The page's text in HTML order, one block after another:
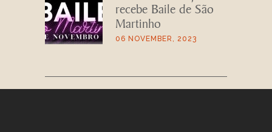
recebe Baile de São
Martinho
06 NOVEMBER, 2023